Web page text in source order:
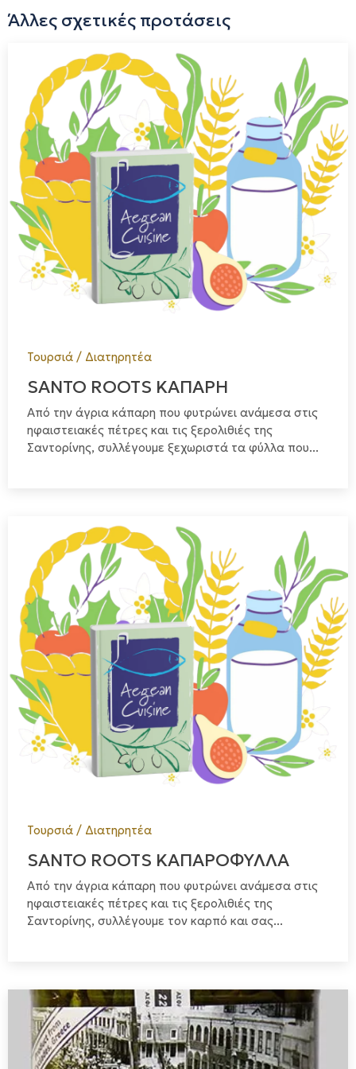
Άλλες σχετικές προτάσεις
Τουρσιά / Διατηρητέα
SANTO ROOTS ΚΑΠΑΡΗ
Από την άγρια κάπαρη που φυτρώνει ανάμεσα στις
ηφαιστειακές πέτρες και τις ξερολιθιές της
Σαντορίνης, συλλέγουμε ξεχωριστά τα φύλλα που...
Τουρσιά / Διατηρητέα
SANTO ROOTS ΚΑΠΑΡΟΦΥΛΛΑ
Από την άγρια κάπαρη που φυτρώνει ανάμεσα στις
ηφαιστειακές πέτρες και τις ξερολιθιές της
Σαντορίνης, συλλέγουμε τον καρπό και σας...